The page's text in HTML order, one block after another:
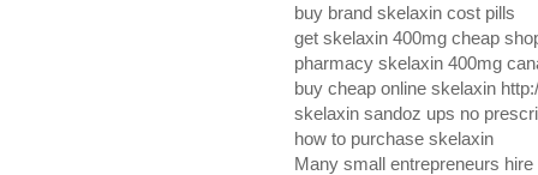
buy brand skelaxin cost pills
get skelaxin 400mg cheap
pharmacy skelaxin 400mg
buy cheap online skelaxin
skelaxin sandoz ups no
how to purchase skelaxin
Many small entrepreneurs